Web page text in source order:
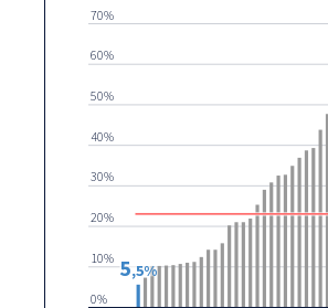
0%
10%
20%
30%
40%
50%
60%
70%
5,5%